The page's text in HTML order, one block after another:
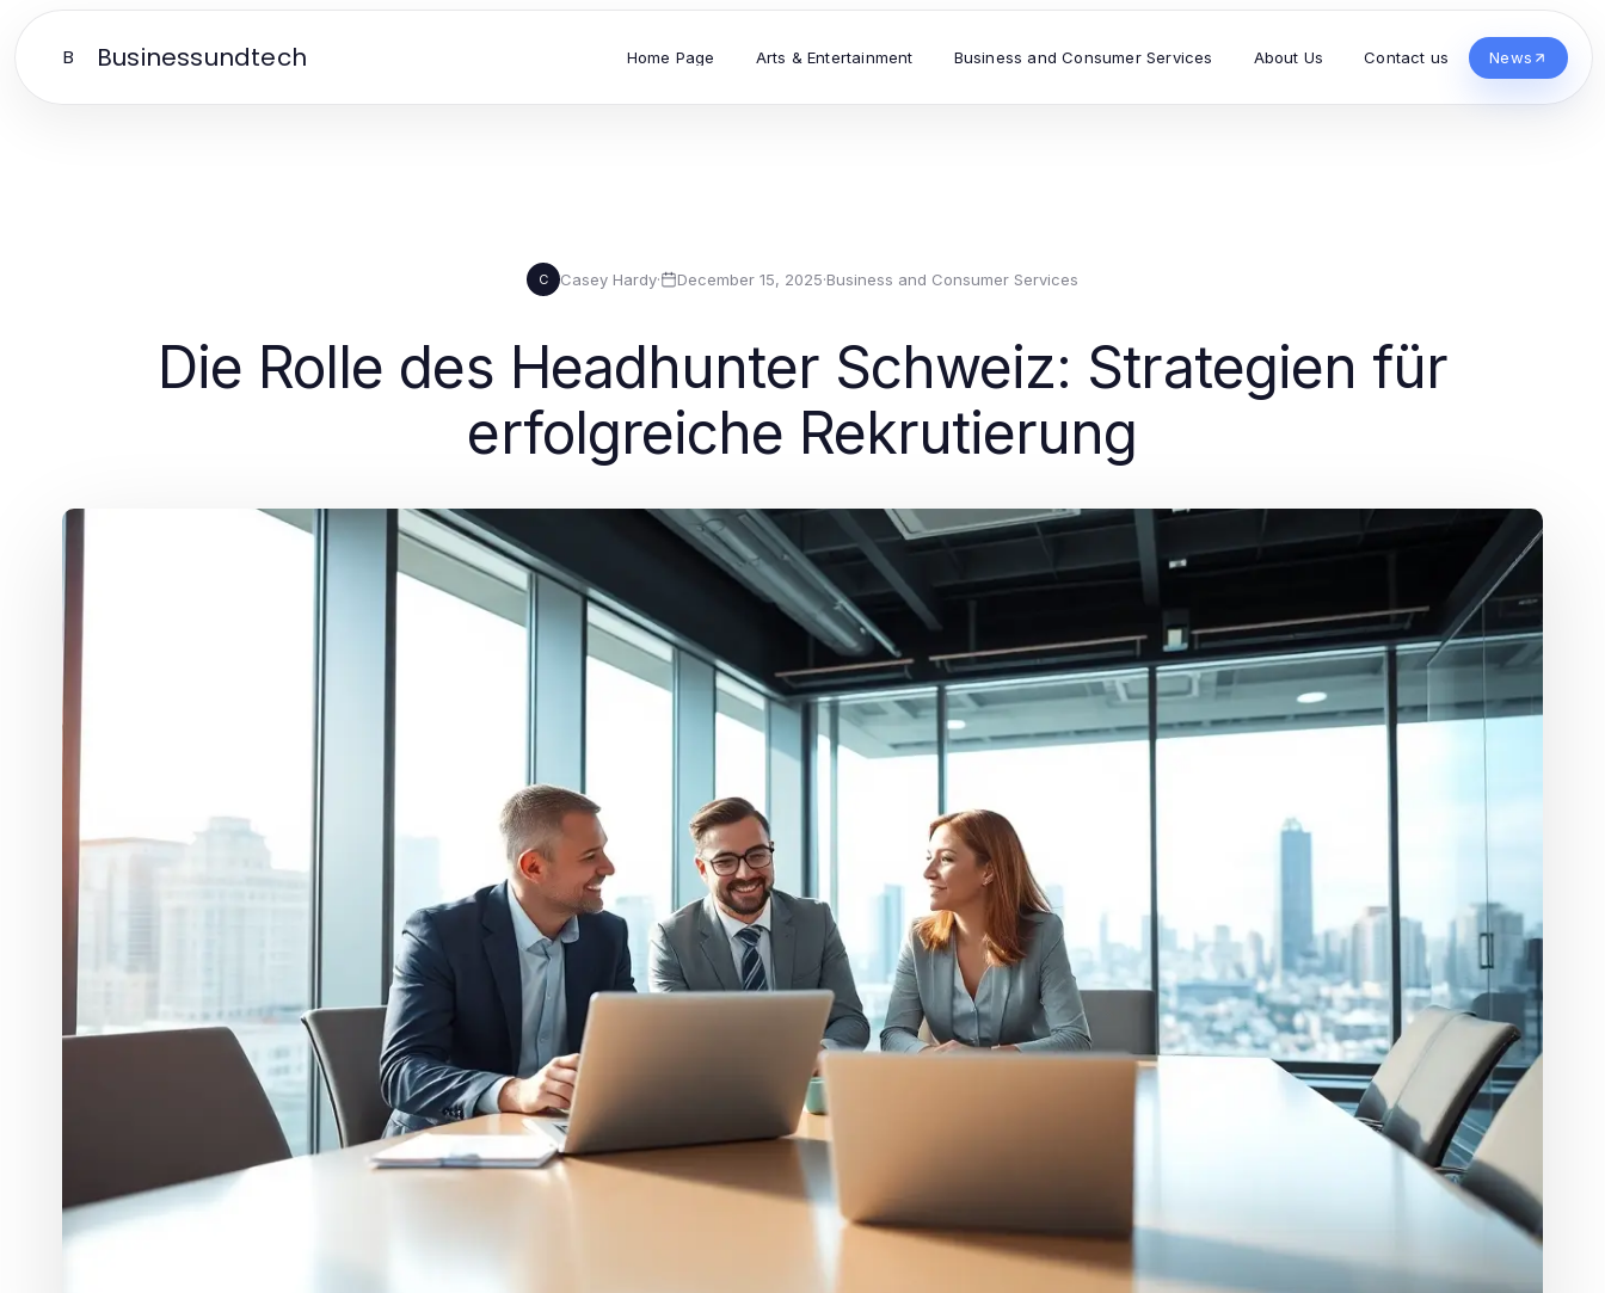
B Businessundtech Home Page Arts & Entertainment Business and Consumer Services About Us Contact us News
C Casey Hardy· December 15, 2025·Business and Consumer Services
Die Rolle des Headhunter Schweiz: Strategien für
erfolgreiche Rekrutierung